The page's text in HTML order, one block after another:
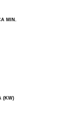
MIN.
(KW)